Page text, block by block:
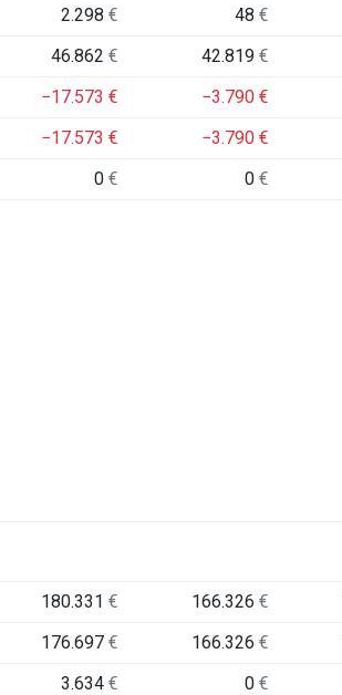
2.298€ 48€
46.862€ 42.819€
−17.573€ −3.790€
−17.573€ −3.790€
0€ 0€
180.331€ 166.326€
176.697€ 166.326€
3.634€ 0€